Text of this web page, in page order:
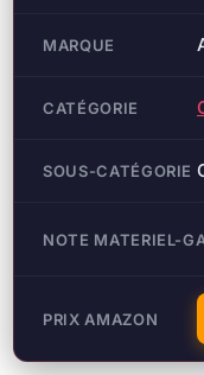
MARQUE
CATÉGORIE
SOUS-CATÉGORIE
NOTE MATERIEL-
PRIX AMAZON